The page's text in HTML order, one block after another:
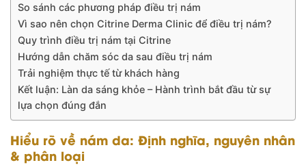
So sánh các phương pháp điều trị nám
Vì sao nên chọn Citrine Derma Clinic để điều trị nám?
Quy trình điều trị nám tại Citrine
Hướng dẫn chăm sóc da sau điều trị nám
Trải nghiệm thực tế từ khách hàng
Kết luận: Làn da sáng khỏe – Hành trình bắt đầu từ sự
lựa chọn đúng đắn
Hiểu rõ về nám da: Định nghĩa, nguyên nhân
& phân loại